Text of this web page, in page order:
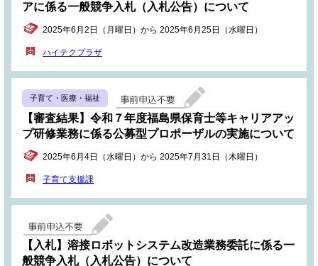
アに係る一般競争入札（入札公告）について
2025年6月2日（月曜日）から 2025年6月25日（水曜日）
ハイテクプラザ
子育て・医療・福祉
【審査結果】令和７年度福島県保育士等キャリアアッ
プ研修業務に係る公募型プロポーザルの実施について
2025年6月4日（水曜日）から 2025年7月31日（木曜日）
子育て支援課
【入札】溶接ロボットシステム改造業務委託に係る一
般競争入札（入札公告）について